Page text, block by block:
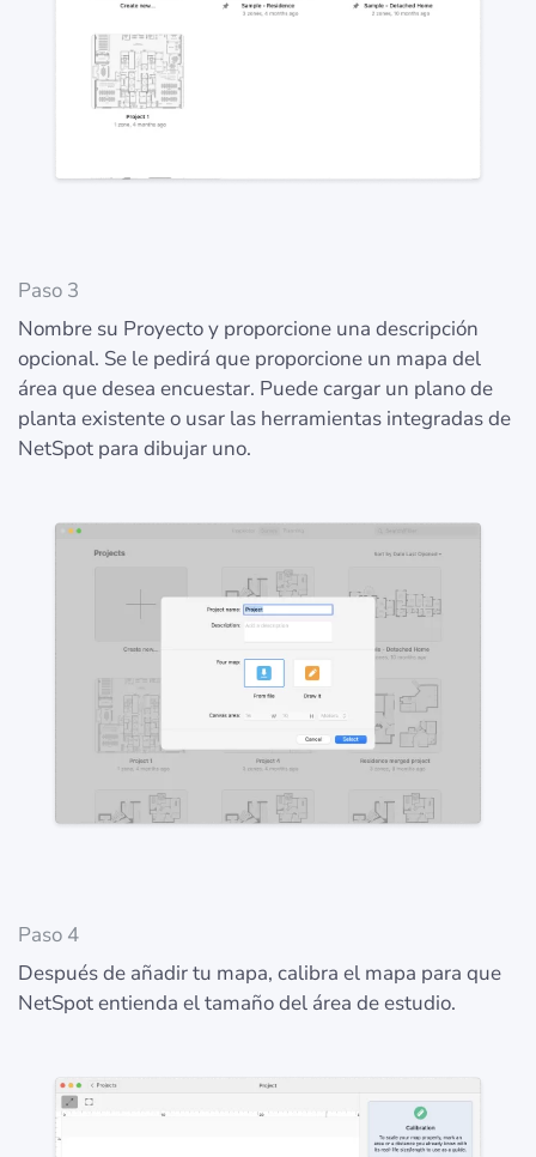
Paso 3
Nombre su Proyecto y proporcione una descripción
opcional. Se le pedirá que proporcione un mapa del
área que desea encuestar. Puede cargar un plano de
planta existente o usar las herramientas integradas de
NetSpot para dibujar uno.
Paso 4
Después de añadir tu mapa, calibra el mapa para que
NetSpot entienda el tamaño del área de estudio.